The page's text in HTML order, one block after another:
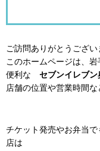
ご訪問ありがとうござい
このホームページは、
便利な セブンイレブ
店舗の位置や営業時間
チケット発売やお弁当
店は